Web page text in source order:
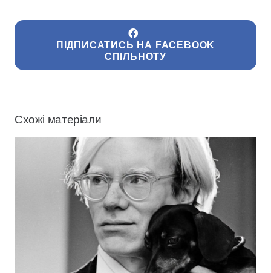
ПІДПИСАТИСЬ НА FACEBOOK
СПІЛЬНОТУ
Схожі матеріали